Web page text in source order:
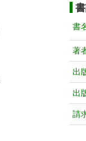
書
著
出
出
請